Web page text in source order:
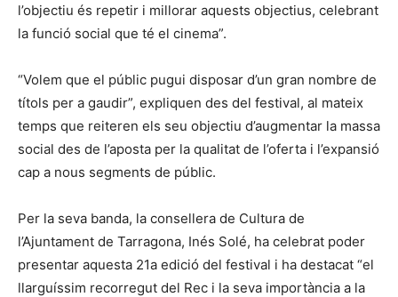
l’objectiu és repetir i millorar aquests objectius, celebrant
la funció social que té el cinema”.
“Volem que el públic pugui disposar d’un gran nombre de
títols per a gaudir”, expliquen des del festival, al mateix
temps que reiteren els seu objectiu d’augmentar la massa
social des de l’aposta per la qualitat de l’oferta i l’expansió
cap a nous segments de públic.
Per la seva banda, la consellera de Cultura de
l’Ajuntament de Tarragona, Inés Solé, ha celebrat poder
presentar aquesta 21a edició del festival i ha destacat “el
llarguíssim recorregut del Rec i la seva importància a la